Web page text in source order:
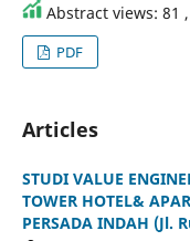
Abstract views: 81 ,
PDF
Articles
STUDI VALUE
TOWER HOTEL&
PERSADA INDAH